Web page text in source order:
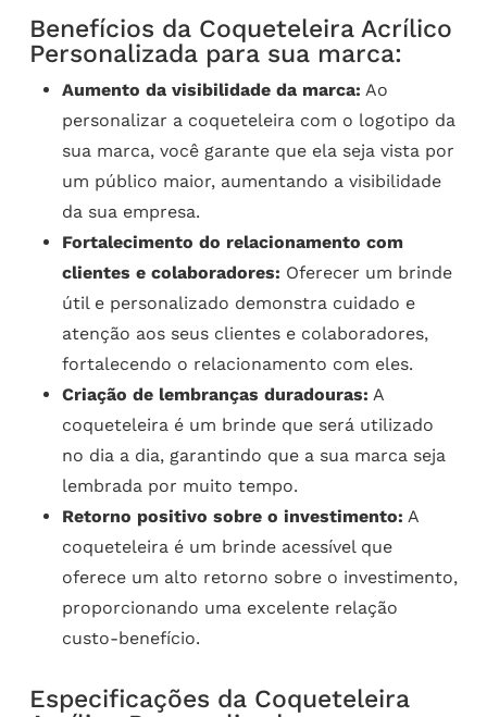
Benefícios da Coqueteleira Acrílico
Personalizada para sua marca:
Aumento da visibilidade da marca: Ao
personalizar a coqueteleira com o logotipo da
sua marca, você garante que ela seja vista por
um público maior, aumentando a visibilidade
da sua empresa.
Fortalecimento do relacionamento com
clientes e colaboradores: Oferecer um brinde
útil e personalizado demonstra cuidado e
atenção aos seus clientes e colaboradores,
fortalecendo o relacionamento com eles.
Criação de lembranças duradouras: A
coqueteleira é um brinde que será utilizado
no dia a dia, garantindo que a sua marca seja
lembrada por muito tempo.
Retorno positivo sobre o investimento: A
coqueteleira é um brinde acessível que
oferece um alto retorno sobre o investimento,
proporcionando uma excelente relação
custo-benefício.
Especificações da Coqueteleira